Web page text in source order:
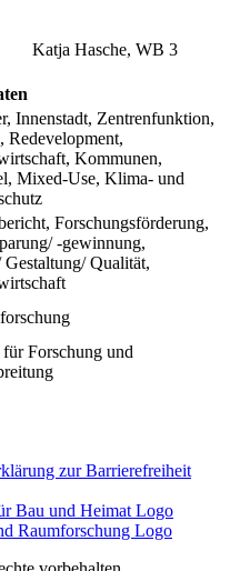
Katja Hasche, WB 3
Innenstadt, Zentrenfunktion,
Redevelopment,
Kommunen,
Mixed-Use, Klima- und
Forschungsförderung,
-gewinnung,
Qualität,
Forschung und
zur Barrierefreiheit